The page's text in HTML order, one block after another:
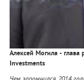
Алексей Могила - глава
Investments